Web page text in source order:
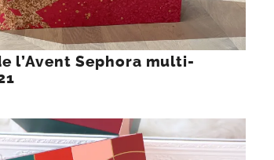
l’Avent Sephora multi-